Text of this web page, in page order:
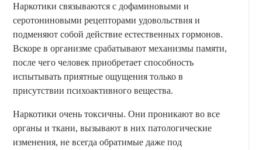
Наркотики связываются с дофаминовыми и
серотониновыми рецепторами удовольствия и
подменяют собой действие естественных гормонов.
Вскоре в организме срабатывают механизмы памяти,
после чего человек приобретает способность
испытывать приятные ощущения только в
присутствии психоактивного вещества.
Наркотики очень токсичны. Они проникают во все
органы и ткани, вызывают в них патологические
изменения, не всегда обратимые даже под